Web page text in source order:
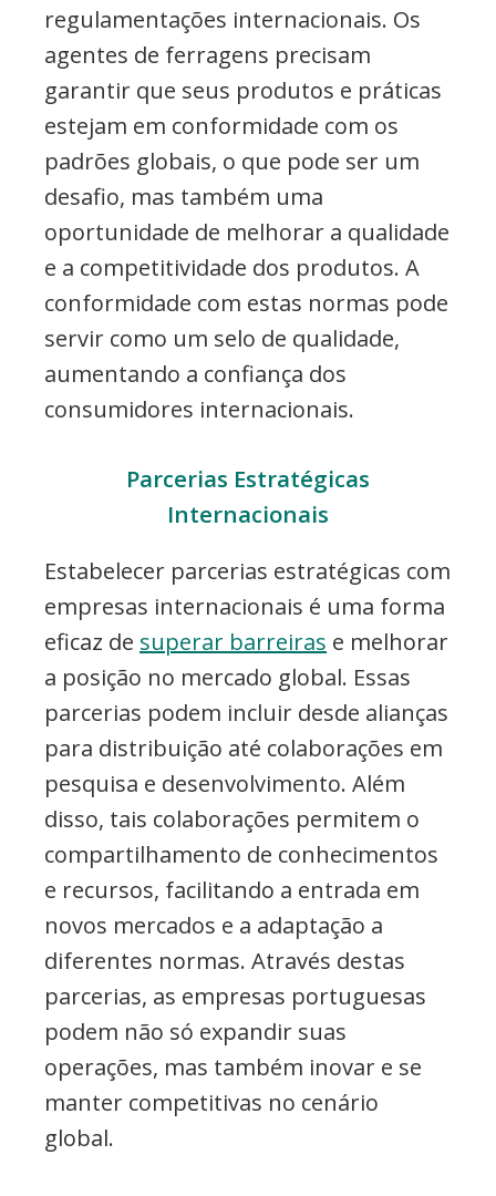
regulamentações internacionais. Os
agentes de ferragens precisam
garantir que seus produtos e práticas
estejam em conformidade com os
padrões globais, o que pode ser um
desafio, mas também uma
oportunidade de melhorar a qualidade
e a competitividade dos produtos. A
conformidade com estas normas pode
servir como um selo de qualidade,
aumentando a confiança dos
consumidores internacionais.
Parcerias Estratégicas
Internacionais
Estabelecer parcerias estratégicas com
empresas internacionais é uma forma
eficaz de superar barreiras e melhorar
a posição no mercado global. Essas
parcerias podem incluir desde alianças
para distribuição até colaborações em
pesquisa e desenvolvimento. Além
disso, tais colaborações permitem o
compartilhamento de conhecimentos
e recursos, facilitando a entrada em
novos mercados e a adaptação a
diferentes normas. Através destas
parcerias, as empresas portuguesas
podem não só expandir suas
operações, mas também inovar e se
manter competitivas no cenário
global.